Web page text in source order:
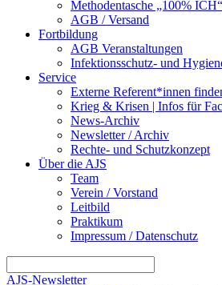
Methodentasche „100% ICH“
AGB / Versand
Fortbildung
AGB Veranstaltungen
Infektionsschutz- und
Service
Externe Referent*innen
Krieg & Krisen | Infos für
News-Archiv
Newsletter / Archiv
Rechte- und Schutzkonzept
Über die AJS
Team
Verein / Vorstand
Leitbild
Praktikum
Impressum / Datenschutz
AJS-Newsletter